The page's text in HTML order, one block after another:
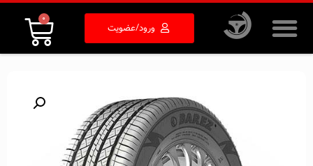
ورود/عضویت
0